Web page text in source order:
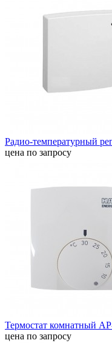
Радио-температурный
цена по запросу
Термостат комнатный
цена по запросу